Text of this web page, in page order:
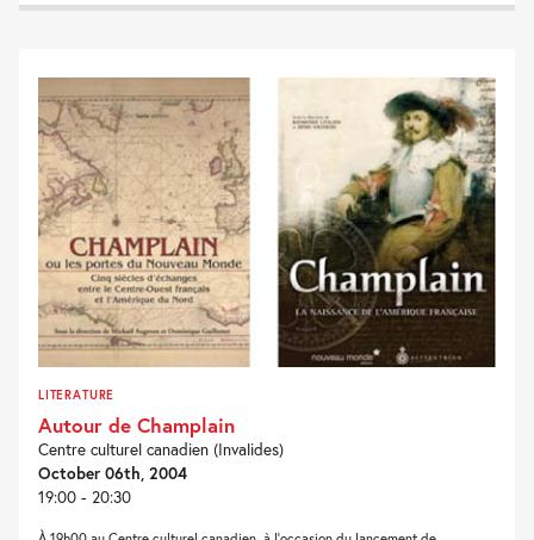
LITERATURE
Autour de Champlain
Centre culturel canadien (Invalides)
October 06th, 2004
19:00 - 20:30